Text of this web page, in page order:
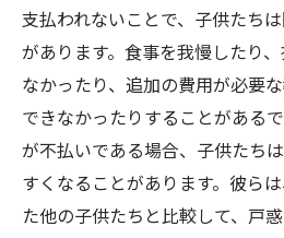
支払われないことで、子供たち
があります。食事を我慢したり
なかったり、追加の費用が必要
できなかったりすることがある
が不払いである場合、子供たち
すくなることがあります。彼ら
た他の子供たちと比較して、戸